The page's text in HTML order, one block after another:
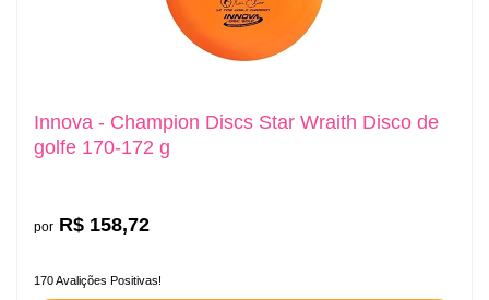
Innova - Champion Discs Star Wraith Disco de
golfe 170-172 g
por R$ 158,72
170 Avalições Positivas!